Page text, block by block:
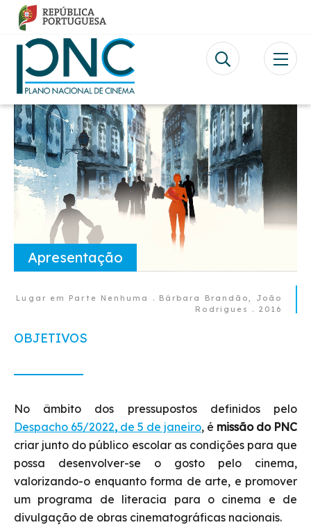
Passar
conteúdo
Video
file
Apresentação
Lugar em Parte Nenhuma . Bárbara Brandão, João
Rodrigues . 2016
OBJETIVOS
No âmbito dos pressupostos definidos pelo
Despacho 65/2022, de 5 de janeiro, é missão do PNC
criar junto do público escolar as condições para que
possa desenvolver-se o gosto pelo cinema,
valorizando-o enquanto forma de arte, e promover
um programa de literacia para o cinema e de
divulgação de obras cinematográficas nacionais.